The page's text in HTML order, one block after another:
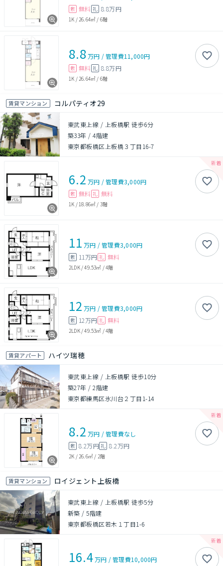
敷 無料 礼 8.8万円
1K /26.64㎡ / 6階
8.8万円 /管理費11,000円
敷 無料 礼 8.8万円
1K / 26.64㎡ / 6階
賃貸マンション コルパティオ29
東武東上線 / 上板橋駅 徒歩6分
築33年 /4階建
東京都板橋区上板橋３丁目16-7
6.2 万円 /管理費3,000円
敷 無料 礼 無料
1K / 18.86㎡ / 3階
11 万円 /管理費3,000円
敷 11万円 礼 無料
2LDK/49.53㎡ /4階
12 万円 /管理費3,000円
敷 12万円 礼 無料
2LDK/49.53㎡ /4階
賃貸アパート ハイツ瑞穂
東武東上線 / 上板橋駅 徒歩10分
築27年 /2階建
東京都練馬区氷川台２丁目1-14
8.2 万円 /管理費なし
敷 8.2万円礼 8.2万円
2K / 26.6㎡ / 2階
賃貸マンション ロイジェント上板橋
東武東上線 / 上板橋駅 徒歩5分
新築 /5階建
東京都板橋区若木１丁目1-6
16.4万円 /管理費10,000円